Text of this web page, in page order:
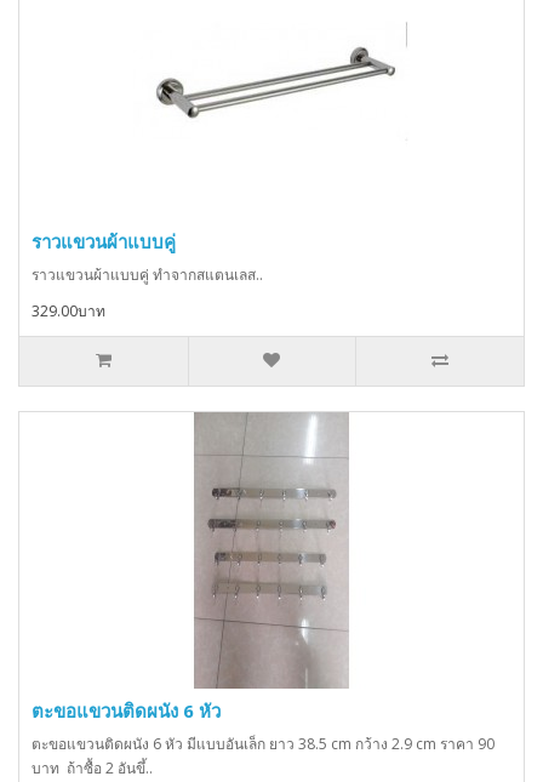
ราวแขวนผ้าแบบคู่
ราวแขวนผ้าแบบคู่ ทำจากสแตนเลส..
329.00บาท
ตะขอแขวนติดผนัง 6 หัว
ตะขอแขวนติดผนัง 6 หัว มีแบบอันเล็ก ยาว 38.5 cm กว้าง 2.9 cm ราคา 90
บาท ถ้าซื้อ 2 อันขึ้..